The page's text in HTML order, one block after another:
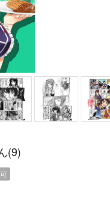
(9)